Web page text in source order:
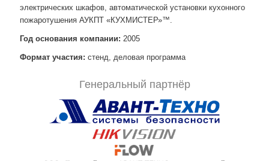
электрических шкафов, автоматической установки кухонного
пожаротушения АУКПТ «КУХМИСТЕР»™.
Год основания компании: 2005
Формат участия: стенд, деловая программа
Генеральный партнёр